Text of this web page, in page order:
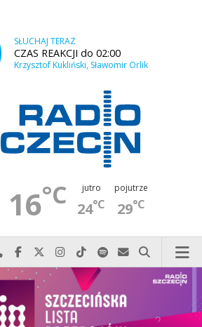
SŁUCHAJ TERAZ
CZAS REAKCJI do 02:00
Krzysztof Kukliński, Sławomir Orlik
16°C jutro
24°C
pojutrze
29°C
Najlepiej po prostu do nas zadzwoń
Odwiedź nas na Facebook-u
Odwiedź nas na X
Odwiedź nas na Instagram-ie
Odwiedź nas na TikTok-u
Szukaj nas na Spotify
Wyślij do nas
Szukaj